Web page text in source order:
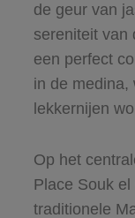
de geur van
sereniteit van
een perfect
in de medina,
lekkernijen
Op het
Place Souk
traditionele